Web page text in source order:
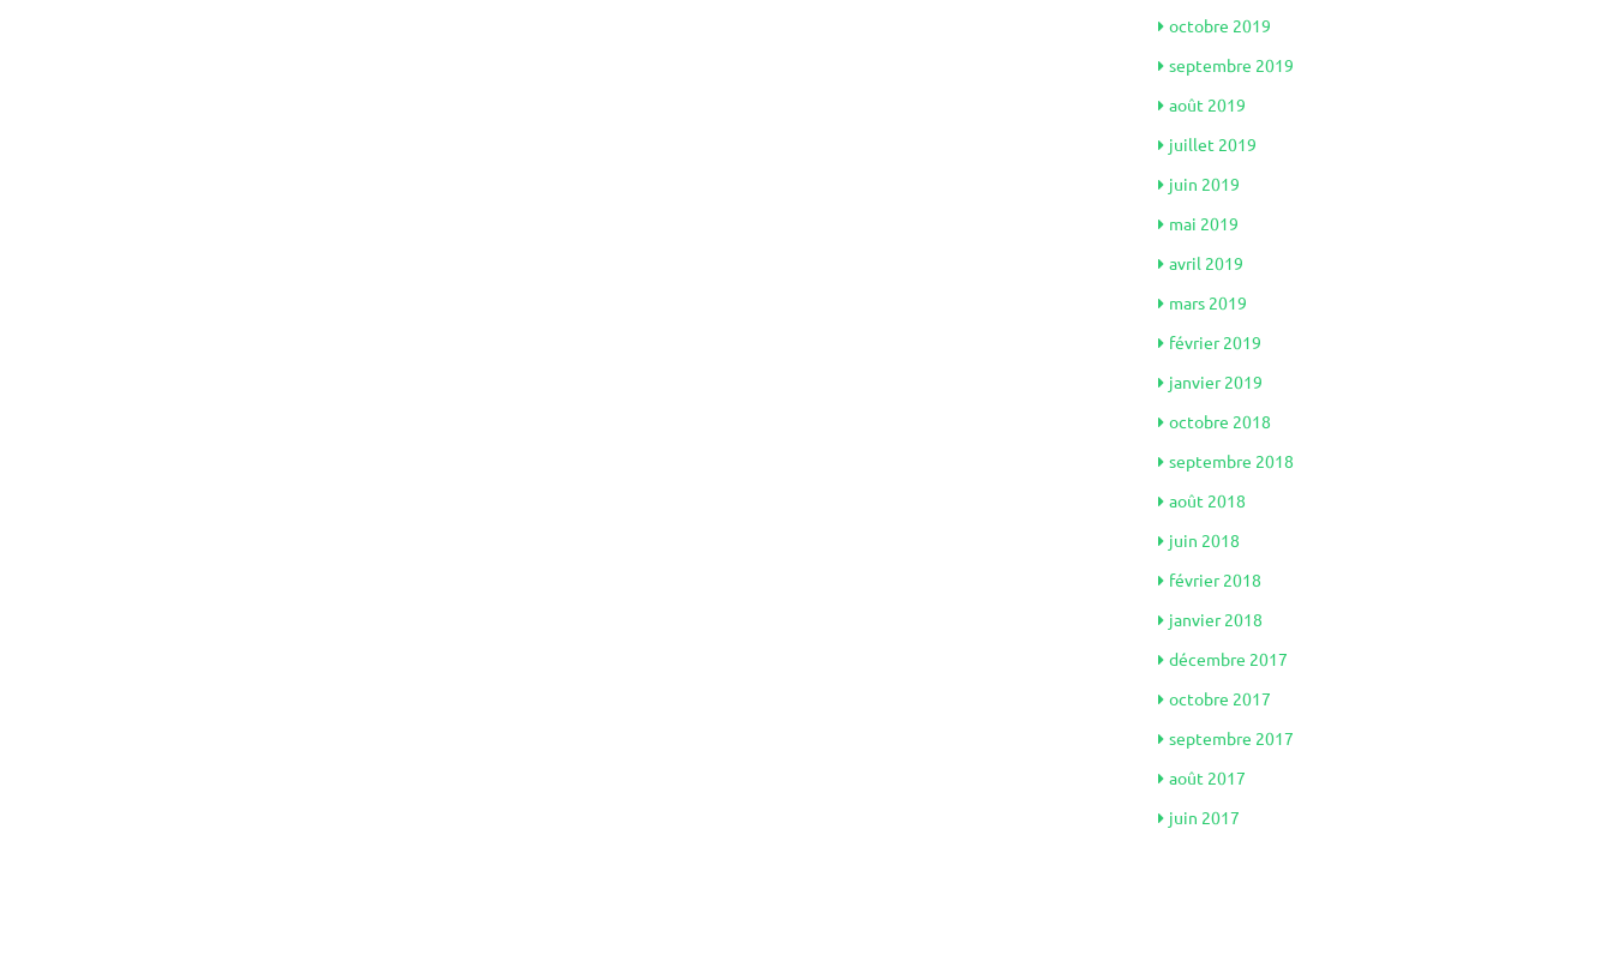
octobre 2019
septembre 2019
août 2019
juillet 2019
juin 2019
mai 2019
avril 2019
mars 2019
février 2019
janvier 2019
octobre 2018
septembre 2018
août 2018
juin 2018
février 2018
janvier 2018
décembre 2017
octobre 2017
septembre 2017
août 2017
juin 2017